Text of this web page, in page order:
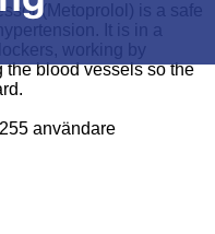
(Metoprolol) is a safe
It is in a
working by
the blood vessels so the
255 användare